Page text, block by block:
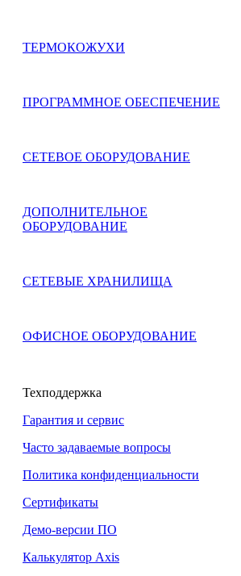
ТЕРМОКОЖУХИ
ПРОГРАММНОЕ ОБЕСПЕЧЕНИЕ
СЕТЕВОЕ ОБОРУДОВАНИЕ
ДОПОЛНИТЕЛЬНОЕ
ОБОРУДОВАНИЕ
СЕТЕВЫЕ ХРАНИЛИЩА
ОФИСНОЕ ОБОРУДОВАНИЕ
Техподдержка
Гарантия и сервис
Часто задаваемые вопросы
Политика конфиденциальности
Сертификаты
Демо-версии ПО
Калькулятор Axis